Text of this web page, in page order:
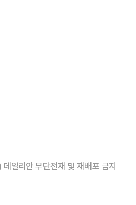
일리안 무단전재 및 재배포 금지